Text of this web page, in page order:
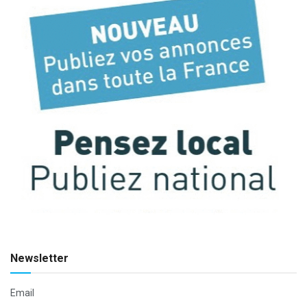
Newsletter
Email